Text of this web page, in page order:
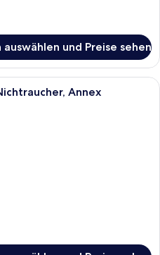
auswählen und Preise sehen
Ein modernes Wohnzimmer mit
Annex